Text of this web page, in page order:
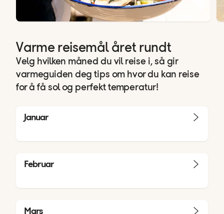
Varme reisemål året rundt
Velg hvilken måned du vil reise i, så gir
varmeguiden deg tips om hvor du kan reise
for å få sol og perfekt temperatur!
Januar
Februar
Mars